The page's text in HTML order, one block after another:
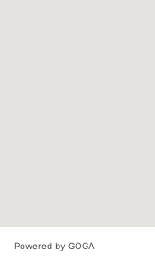
Powered by GOGA